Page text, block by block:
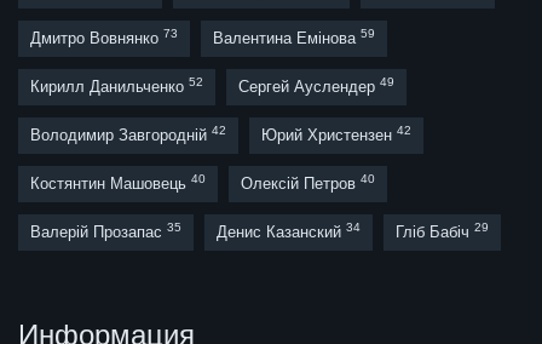
Дмитро Вовнянко 73 Валентина Емінова 59
Кирилл Данильченко 52 Сергей Ауслендер 49
Володимир Завгородній 42 Юрий Христензен 42
Костянтин Машовець 40 Олексій Петров 40
Валерій Прозапас 35 Денис Казанский 34 Гліб Бабіч 29
Информация